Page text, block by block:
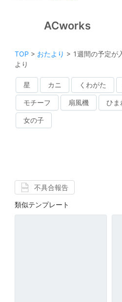
ACworks
TOP > おたより > 1週間の予定が
より
星 カニ くわがた
モチーフ 扇風機 ひま
女の子
不具合報告
類似テンプレート